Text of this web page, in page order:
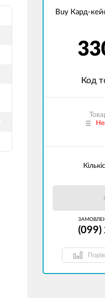
Buy Кард-
Код
(099)